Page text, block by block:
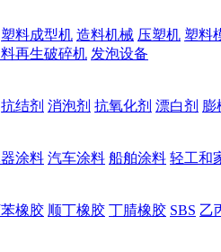
塑料成型机 造料机械 压塑机 塑料
再生破碎机 发泡设备
抗结剂 消泡剂 抗氧化剂 漂白剂 膨
涂料 汽车涂料 船舶涂料 轻工和
橡胶 顺丁橡胶 丁腈橡胶 SBS 乙